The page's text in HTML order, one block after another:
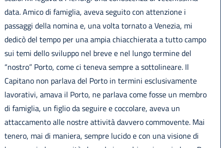
data. Amico di famiglia, aveva seguito con attenzione i
passaggi della nomina e, una volta tornato a Venezia, mi
dedicò del tempo per una ampia chiacchierata a tutto campo
sui temi dello sviluppo nel breve e nel lungo termine del
“nostro” Porto, come ci teneva sempre a sottolineare. Il
Capitano non parlava del Porto in termini esclusivamente
lavorativi, amava il Porto, ne parlava come fosse un membro
di famiglia, un figlio da seguire e coccolare, aveva un
attaccamento alle nostre attività davvero commovente. Mai
tenero, mai di maniera, sempre lucido e con una visione di